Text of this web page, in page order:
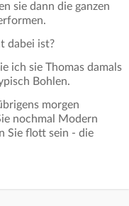
sie dann die ganzen
dabei ist?
ich sie Thomas damals
Bohlen.
morgen
nochmal Modern
Sie flott sein - die